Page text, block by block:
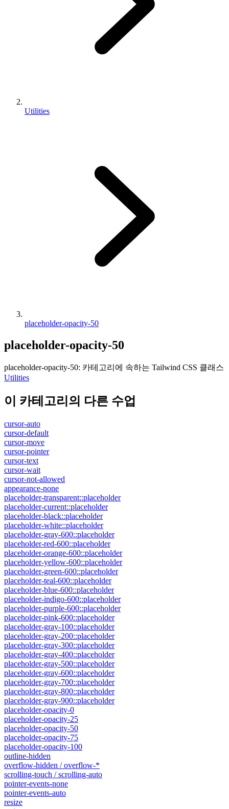
Utilities
placeholder-opacity-50
placeholder-opacity-50
placeholder-opacity-50: 카테고리에 속하는 Tailwind CSS 클래스
Utilities
이 카테고리의 다른 수업
cursor-auto
cursor-default
cursor-move
cursor-pointer
cursor-text
cursor-wait
cursor-not-allowed
appearance-none
placeholder-transparent::placeholder
placeholder-current::placeholder
placeholder-black::placeholder
placeholder-white::placeholder
placeholder-gray-600::placeholder
placeholder-red-600::placeholder
placeholder-orange-600::placeholder
placeholder-yellow-600::placeholder
placeholder-green-600::placeholder
placeholder-teal-600::placeholder
placeholder-blue-600::placeholder
placeholder-indigo-600::placeholder
placeholder-purple-600::placeholder
placeholder-pink-600::placeholder
placeholder-gray-100::placeholder
placeholder-gray-200::placeholder
placeholder-gray-300::placeholder
placeholder-gray-400::placeholder
placeholder-gray-500::placeholder
placeholder-gray-600::placeholder
placeholder-gray-700::placeholder
placeholder-gray-800::placeholder
placeholder-gray-900::placeholder
placeholder-opacity-0
placeholder-opacity-25
placeholder-opacity-50
placeholder-opacity-75
placeholder-opacity-100
outline-hidden
overflow-hidden / overflow-*
scrolling-touch / scrolling-auto
pointer-events-none
pointer-events-auto
resize